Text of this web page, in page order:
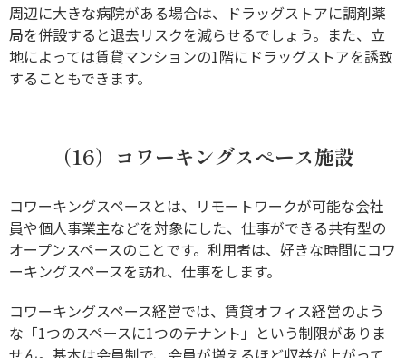
周辺に大きな病院がある場合は、ドラッグストアに調剤薬
局を併設すると退去リスクを減らせるでしょう。また、立
地によっては賃貸マンションの1階にドラッグストアを誘致
することもできます。
（16）コワーキングスペース施設
コワーキングスペースとは、リモートワークが可能な会社
員や個人事業主などを対象にした、仕事ができる共有型の
オープンスペースのことです。利用者は、好きな時間にコワ
ーキングスペースを訪れ、仕事をします。
コワーキングスペース経営では、賃貸オフィス経営のよう
な「1つのスペースに1つのテナント」という制限がありま